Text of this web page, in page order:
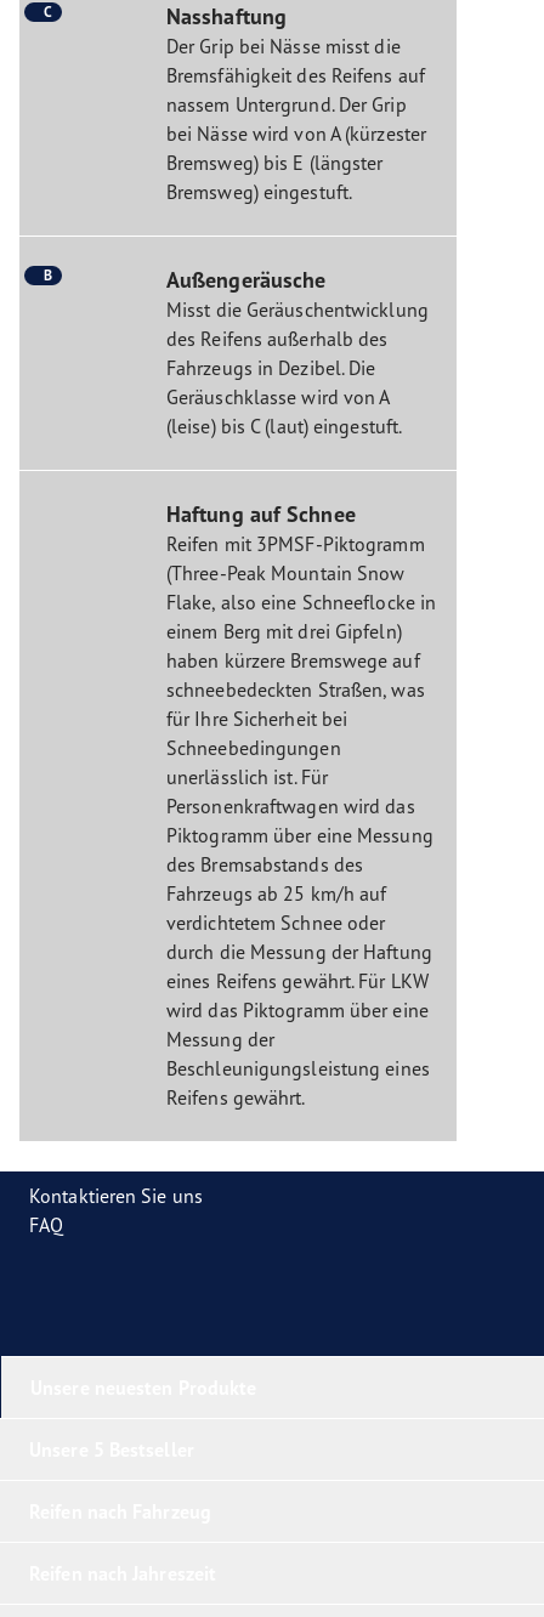
C Nasshaftung
Der Grip bei Nässe misst die
Bremsfähigkeit des Reifens auf
nassem Untergrund. Der Grip
bei Nässe wird von A (kürzester
Bremsweg) bis E (längster
Bremsweg) eingestuft.
B Außengeräusche
Misst die Geräuschentwicklung
des Reifens außerhalb des
Fahrzeugs in Dezibel. Die
Geräuschklasse wird von A
(leise) bis C (laut) eingestuft.
Haftung auf Schnee
Reifen mit 3PMSF-Piktogramm
(Three-Peak Mountain Snow
Flake, also eine Schneeflocke in
einem Berg mit drei Gipfeln)
haben kürzere Bremswege auf
schneebedeckten Straßen, was
für Ihre Sicherheit bei
Schneebedingungen
unerlässlich ist. Für
Personenkraftwagen wird das
Piktogramm über eine Messung
des Bremsabstands des
Fahrzeugs ab 25 km/h auf
verdichtetem Schnee oder
durch die Messung der Haftung
eines Reifens gewährt. Für LKW
wird das Piktogramm über eine
Messung der
Beschleunigungsleistung eines
Reifens gewährt.
Kontaktieren Sie uns
FAQ